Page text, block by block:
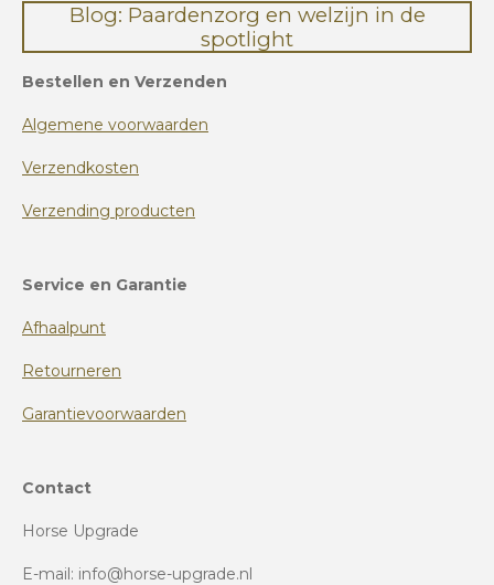
Blog: Paardenzorg en welzijn in de
spotlight
Bestellen en Verzenden
Algemene voorwaarden
Verzendkosten
Verzending producten
Service en Garantie
Afhaalpunt
Retourneren
Garantievoorwaarden
Contact
Horse Upgrade
E-mail: info@horse-upgrade.nl